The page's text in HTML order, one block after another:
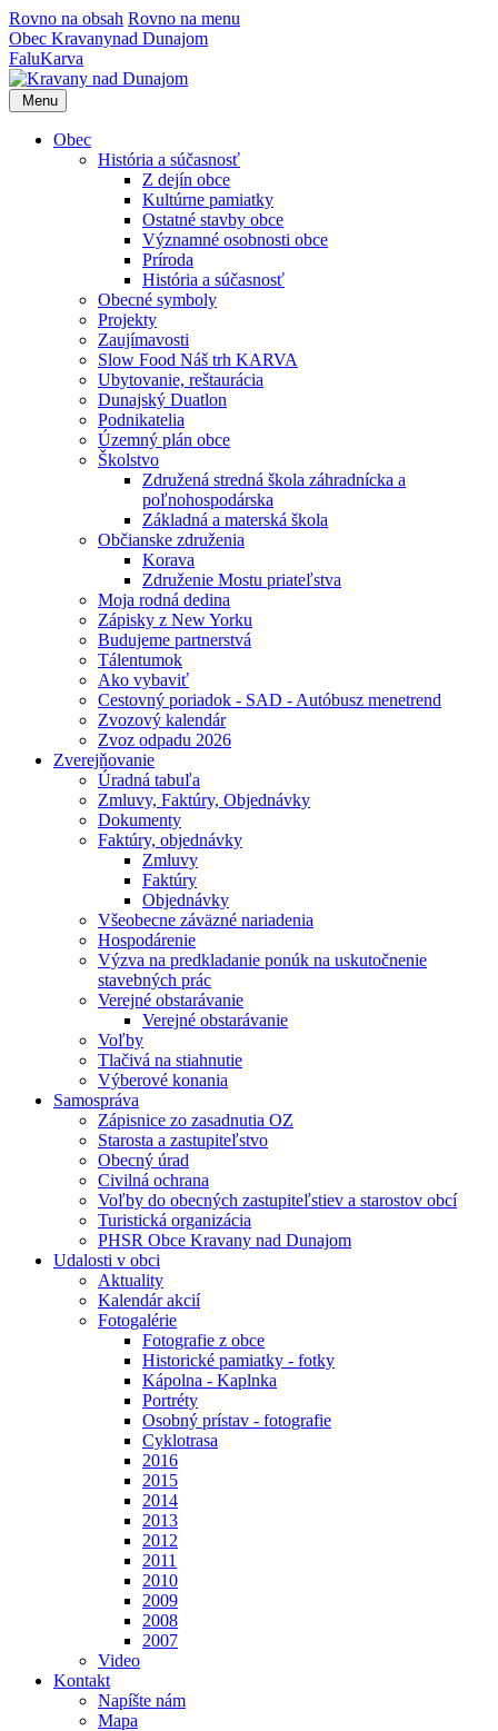
Rovno na obsah Rovno na menu
Obec Kravanynad Dunajom
FaluKarva
Menu
Obec
História a súčasnosť
Z dejín obce
Kultúrne pamiatky
Ostatné stavby obce
Významné osobnosti obce
Príroda
História a súčasnosť
Obecné symboly
Projekty
Zaujímavosti
Slow Food Náš trh KARVA
Ubytovanie, reštaurácia
Dunajský Duatlon
Podnikatelia
Územný plán obce
Školstvo
Združená stredná škola záhradnícka a
poľnohospodárska
Základná a materská škola
Občianske združenia
Korava
Združenie Mostu priateľstva
Moja rodná dedina
Zápisky z New Yorku
Budujeme partnerstvá
Tálentumok
Ako vybaviť
Cestovný poriadok - SAD - Autóbusz menetrend
Zvozový kalendár
Zvoz odpadu 2026
Zverejňovanie
Úradná tabuľa
Zmluvy, Faktúry, Objednávky
Dokumenty
Faktúry, objednávky
Zmluvy
Faktúry
Objednávky
Všeobecne záväzné nariadenia
Hospodárenie
Výzva na predkladanie ponúk na uskutočnenie
stavebných prác
Verejné obstarávanie
Verejné obstarávanie
Voľby
Tlačivá na stiahnutie
Výberové konania
Samospráva
Zápisnice zo zasadnutia OZ
Starosta a zastupiteľstvo
Obecný úrad
Civilná ochrana
Voľby do obecných zastupiteľstiev a starostov obcí
Turistická organizácia
PHSR Obce Kravany nad Dunajom
Udalosti v obci
Aktuality
Kalendár akcií
Fotogalérie
Fotografie z obce
Historické pamiatky - fotky
Kápolna - Kaplnka
Portréty
Osobný prístav - fotografie
Cyklotrasa
2016
2015
2014
2013
2012
2011
2010
2009
2008
2007
Video
Kontakt
Napíšte nám
Mapa